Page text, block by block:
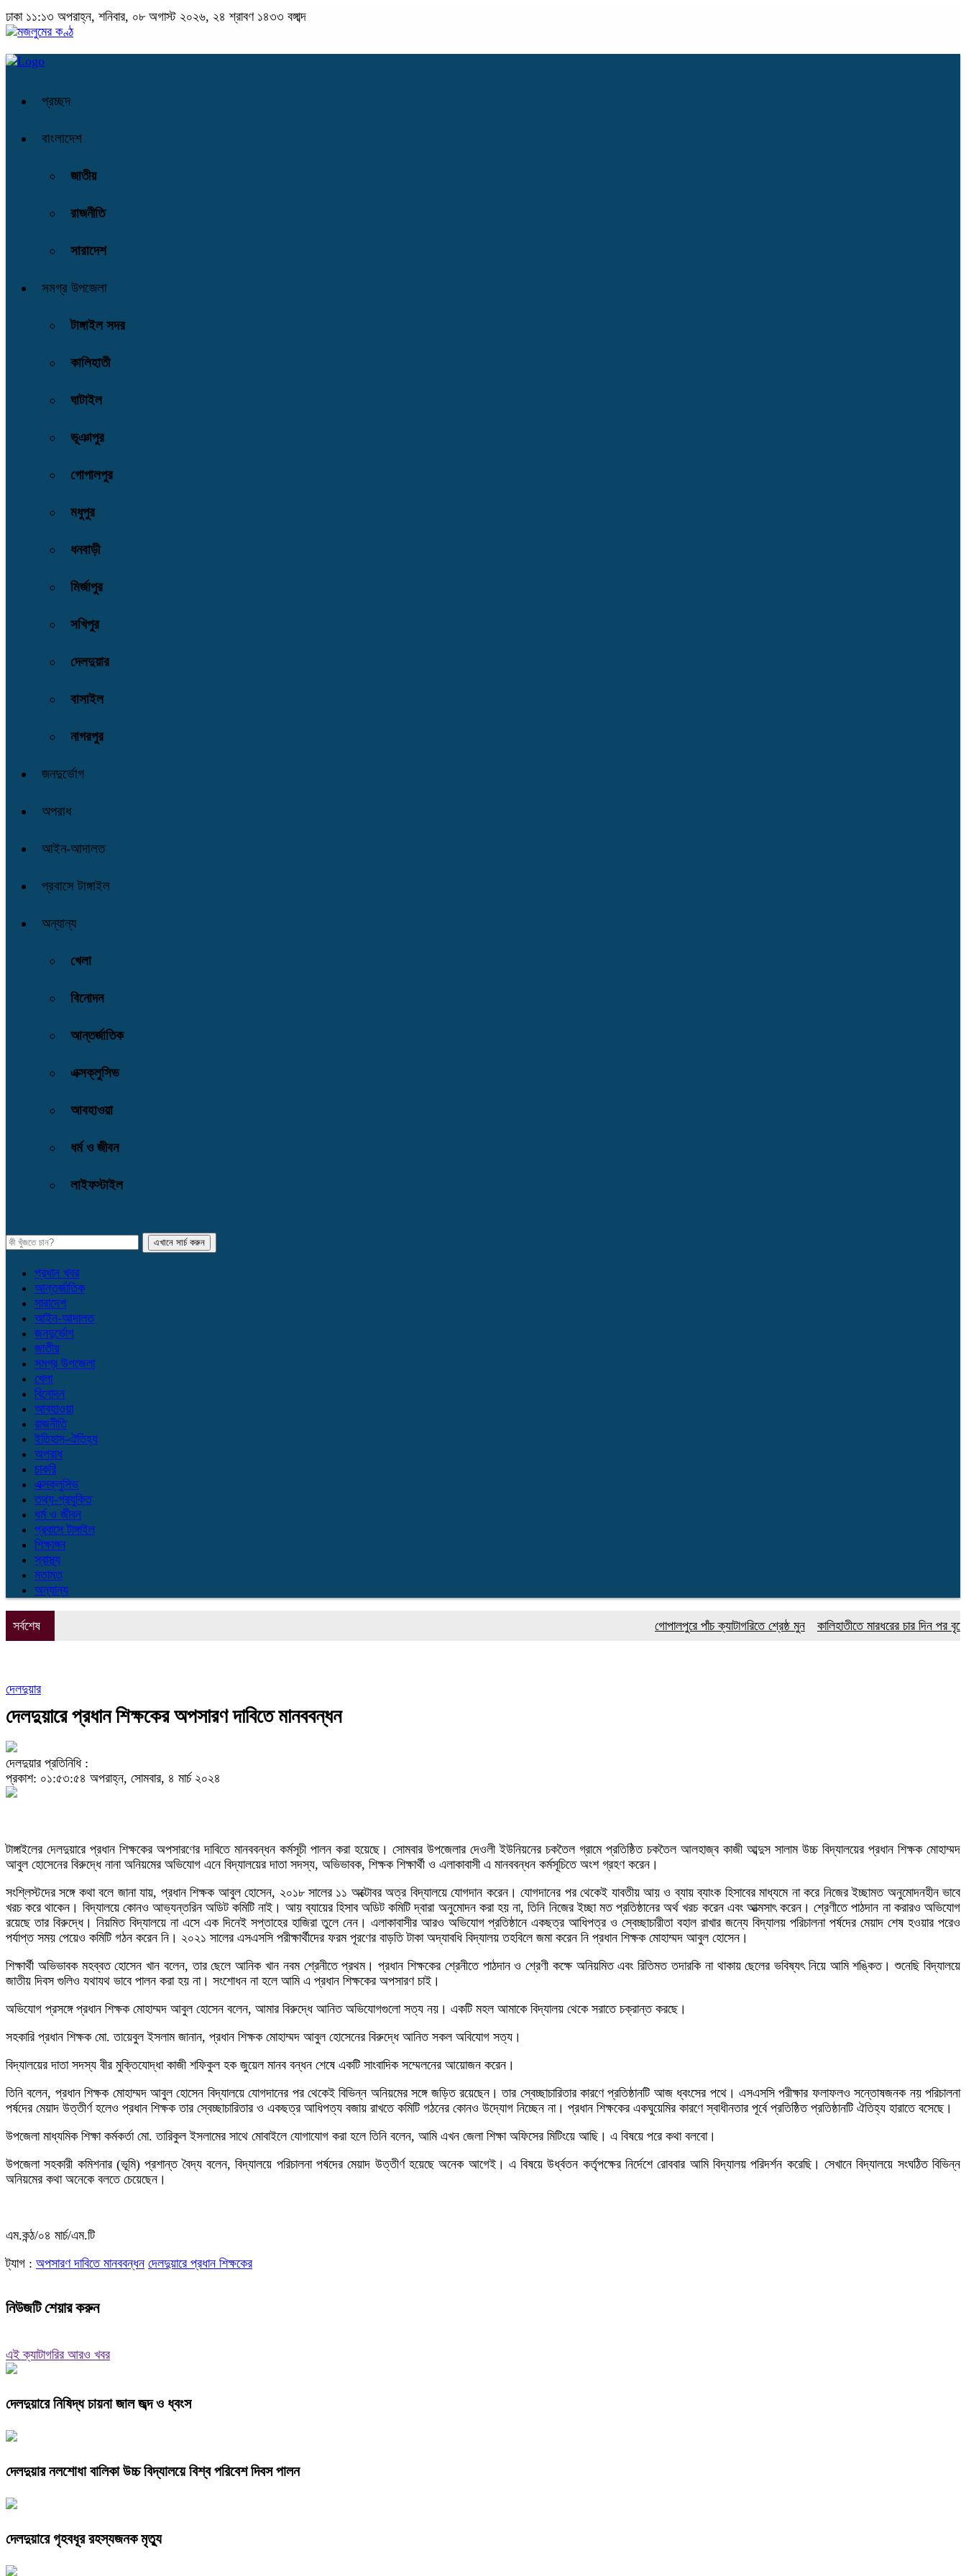
ঢাকা ১১:১৩ অপরাহ্ন, শনিবার, ০৮ অগাস্ট ২০২৬, ২৪ শ্রাবণ ১৪৩৩ বঙ্গাব্দ
প্রচ্ছদ
বাংলাদেশ
জাতীয়
রাজনীতি
সারাদেশ
সমগ্র উপজেলা
টাঙ্গাইল সদর
কালিহাতী
ঘাটাইল
ভূঞাপুর
গোপালপুর
মধুপুর
ধনবাড়ী
মির্জাপুর
সখিপুর
দেলদুয়ার
বাসাইল
নাগরপুর
জনদুর্ভোগ
অপরাধ
আইন-আদালত
প্রবাসে টাঙ্গাইল
অন্যান্য
খেলা
বিনোদন
আন্তর্জাতিক
এক্সক্লুসিভ
আবহাওয়া
ধর্ম ও জীবন
লাইফস্টাইল
প্রধান খবর
আন্তর্জাতিক
সারাদেশ
আইন-আদালত
জনদুর্ভোগ
জাতীয়
সমগ্র উপজেলা
খেলা
বিনোদন
আবহাওয়া
রাজনীতি
ইতিহাস-ঐতিহ্য
অপরাধ
চাকরি
এক্সক্লুসিভ
তথ্য-প্রযুক্তি
ধর্ম ও জীবন
প্রবাসে টাঙ্গাইল
শিক্ষাঙ্গন
স্বাস্থ্য
মতামত
অন্যান্য
সর্বশেষ গোপালপুরে পাঁচ ক্যাটাগরিতে শ্রেষ্ঠ মুন কালিহাতীতে মারধরের চার দিন পর বৃদ্ধের
দেলদুয়ার
দেলদুয়ারে প্রধান শিক্ষকের অপসারণ দাবিতে মানববন্ধন
দেলদুয়ার প্রতিনিধি :
প্রকাশ: ০১:৫৩:৫৪ অপরাহ্ন, সোমবার, ৪ মার্চ ২০২৪
টাঙ্গাইলের দেলদুয়ারে প্রধান শিক্ষকের অপসারণের দাবিতে মানববন্ধন কর্মসূচী পালন করা হয়েছে। সোমবার উপজেলার দেওলী ইউনিয়নের চকতৈল গ্রামে প্রতিষ্ঠিত চকতৈল আলহাজ্ব কাজী আব্দুস সালাম উচ্চ বিদ্যালয়ের প্রধান শিক্ষক মোহাম্মদ
আবুল হোসেনের বিরুদ্ধে নানা অনিয়মের অভিযোগ এনে বিদ্যালয়ের দাতা সদস্য, অভিভাবক, শিক্ষক শিক্ষার্থী ও এলাকাবাসী এ মানববন্ধন কর্মসূচিতে অংশ গ্রহণ করেন।
সংশ্লিস্টদের সঙ্গে কথা বলে জানা যায়, প্রধান শিক্ষক আবুল হোসেন, ২০১৮ সালের ১১ অক্টোবর অত্র বিদ্যালয়ে যোগদান করেন। যোগদানের পর থেকেই যাবতীয় আয় ও ব্যায় ব্যাংক হিসাবের মাধ্যমে না করে নিজের ইচ্ছামত অনুমোদনহীন ভাবে
খরচ করে থাকেন। বিদ্যালয়ে কোনও আভ্যন্তরিন অডিট কমিটি নাই। আয় ব্যায়ের হিসাব অডিট কমিটি দ্বারা অনুমোদন করা হয় না, তিনি নিজের ইচ্ছা মত প্রতিষ্ঠানের অর্থ খরচ করেন এবং আত্মসাৎ করেন। শ্রেণীতে পাঠদান না করারও অভিযোগ
রয়েছে তার বিরুদ্ধে। নিয়মিত বিদ্যালয়ে না এসে এক দিনেই সপ্তাহের হাজিরা তুলে নেন। এলাকাবাসীর আরও অভিযোগ প্রতিষ্ঠানে একছত্র আধিপত্র ও স্বেচ্ছাচারীতা বহাল রাখার জন্যে বিদ্যালয় পরিচালনা পর্ষদের মেয়াদ শেষ হওয়ার পরেও
পর্যাপ্ত সময় পেয়েও কমিটি গঠন করেন নি। ২০২১ সালের এসএসসি পরীক্ষার্থীদের ফরম পূরণের বাড়তি টাকা অদ্যাবধি বিদ্যালয় তহবিলে জমা করেন নি প্রধান শিক্ষক মোহাম্মদ আবুল হোসেন।
শিক্ষার্থী অভিভাবক মহব্বত হোসেন খান বলেন, তার ছেলে আনিক খান নবম শ্রেনীতে প্রথম। প্রধান শিক্ষকের শ্রেনীতে পাঠদান ও শ্রেণী কক্ষে অনিয়মিত এবং রিতিমত তদারকি না থাকায় ছেলের ভবিষ্যৎ নিয়ে আমি শঙ্কিত। শুনেছি বিদ্যালয়ে
জাতীয় দিবস গুলিও যথাযথ ভাবে পালন করা হয় না। সংশোধন না হলে আমি এ প্রধান শিক্ষকের অপসারণ চাই।
অভিযোগ প্রসঙ্গে প্রধান শিক্ষক মোহাম্মদ আবুল হোসেন বলেন, আমার বিরুদ্ধে আনিত অভিযোগগুলো সত্য নয়। একটি মহল আমাকে বিদ্যালয় থেকে সরাতে চক্রান্ত করছে।
সহকারি প্রধান শিক্ষক মো. তায়েবুল ইসলাম জানান, প্রধান শিক্ষক মোহাম্মদ আবুল হোসেনের বিরুদ্ধে আনিত সকল অবিযোগ সত্য।
বিদ্যালয়ের দাতা সদস্য বীর মুক্তিযোদ্ধা কাজী শফিকুল হক জুয়েল মানব বন্ধন শেষে একটি সাংবাদিক সম্মেলনের আয়োজন করেন।
তিনি বলেন, প্রধান শিক্ষক মোহাম্মদ আবুল হোসেন বিদ্যালয়ে যোগদানের পর থেকেই বিভিন্ন অনিয়মের সঙ্গে জড়িত রয়েছেন। তার স্বেচ্ছাচারিতার কারণে প্রতিষ্ঠানটি আজ ধ্বংসের পথে। এসএসসি পরীক্ষার ফলাফলও সন্তোষজনক নয় পরিচালনা
পর্ষদের মেয়াদ উত্তীর্ণ হলেও প্রধান শিক্ষক তার স্বেচ্ছাচারিতার ও একছত্র আধিপত্য বজায় রাখতে কমিটি গঠনের কোনও উদ্যোগ নিচ্ছেন না। প্রধান শিক্ষকের একঘুয়েমির কারণে স্বাধীনতার পূর্বে প্রতিষ্ঠিত প্রতিষ্ঠানটি ঐতিহ্য হারাতে বসেছে।
উপজেলা মাধ্যমিক শিক্ষা কর্মকর্তা মো. তারিকুল ইসলামের সাথে মোবাইলে যোগাযোগ করা হলে তিনি বলেন, আমি এখন জেলা শিক্ষা অফিসের মিটিংয়ে আছি। এ বিষয়ে পরে কথা বলবো।
উপজেলা সহকারী কমিশনার (ভূমি) প্রশান্ত বৈদ্য বলেন, বিদ্যালয়ে পরিচালনা পর্ষদের মেয়াদ উত্তীর্ণ হয়েছে অনেক আগেই। এ বিষয়ে উর্ধ্বতন কর্তৃপক্ষের নির্দেশে রোববার আমি বিদ্যালয় পরিদর্শন করেছি। সেখানে বিদ্যালয়ে সংঘঠিত বিভিন্ন
অনিয়মের কথা অনেকে বলতে চেয়েছেন।
এম.কন্ঠ/০৪ মার্চ/এম.টি
ট্যাগ : অপসারণ দাবিতে মানববন্ধন দেলদুয়ারে প্রধান শিক্ষকের
নিউজটি শেয়ার করুন
এই ক্যাটাগরির আরও খবর
দেলদুয়ারে নিষিদ্ধ চায়না জাল জব্দ ও ধ্বংস
দেলদুয়ার নলশোধা বালিকা উচ্চ বিদ্যালয়ে বিশ্ব পরিবেশ দিবস পালন
দেলদুয়ারে গৃহবধূর রহস্যজনক মৃত্যু